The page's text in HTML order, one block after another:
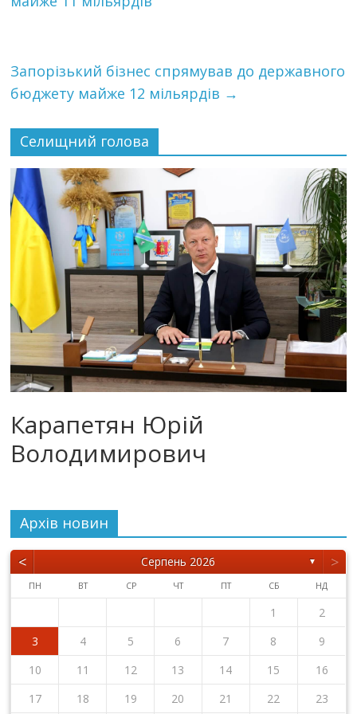
Запорізький бізнес спрямував до державного
бюджету майже 12 мільярдів →
Селищний голова
Карапетян Юрій
Володимирович
Архiв новин
< Серпень 2026 ▼ >
ПН ВТ СР ЧТ ПТ СБ НД
1
2
3
4 5 6 7 8
9
10
11 12 13 14 15
16
17
18 19 20 21 22
23